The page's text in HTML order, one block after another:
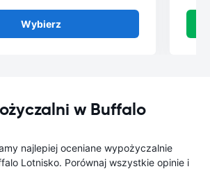
Wybierz
w Buffalo
najlepiej oceniane wypożyczalnie
Lotnisko. Porównaj wszystkie opinie i